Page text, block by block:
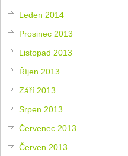
Leden 2014
Prosinec 2013
Listopad 2013
Říjen 2013
Září 2013
Srpen 2013
Červenec 2013
Červen 2013